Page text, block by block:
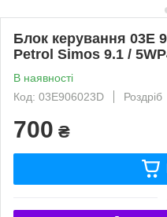
Блок керування 03E
Petrol Simos 9.1 /
В наявності
Код: 03E906023D
Роздріб
700 ₴